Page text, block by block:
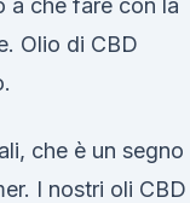
a che fare con la
Olio di CBD
che è un segno
I nostri oli CBD